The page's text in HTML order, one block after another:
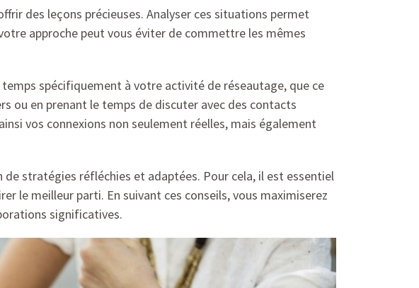
des leçons précieuses. Analyser ces situations permet
approche peut vous éviter de commettre les mêmes
spécifiquement à votre activité de réseautage, que ce
ou en prenant le temps de discuter avec des contacts
vos connexions non seulement réelles, mais également
stratégies réfléchies et adaptées. Pour cela, il est essentiel
le meilleur parti. En suivant ces conseils, vous maximiserez
significatives.